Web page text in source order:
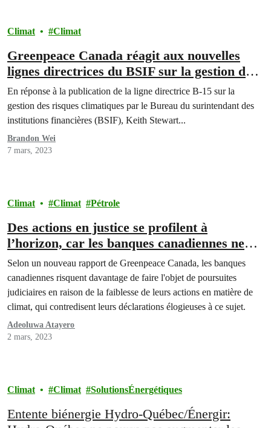
Climat Climat
Greenpeace Canada réagit aux nouvelles
lignes directrices du BSIF sur la gestion du
risque climatique
En réponse à la publication de la ligne directrice B-15 sur la
gestion des risques climatiques par le Bureau du surintendant des
institutions financières (BSIF), Keith Stewart...
Brandon Wei
7 mars, 2023
Climat Climat Pétrole
Des actions en justice se profilent à
l’horizon, car les banques canadiennes ne
respectent pas leurs engagements en matière
de climat: rapport
Selon un nouveau rapport de Greenpeace Canada, les banques
canadiennes risquent davantage de faire l'objet de poursuites
judiciaires en raison de la faiblesse de leurs actions en matière de
climat, qui contredisent leurs déclarations élogieuses à ce sujet.
Adeoluwa Atayero
2 mars, 2023
Climat Climat SolutionsÉnergétiques
Entente biénergie Hydro-Québec/Énergir: